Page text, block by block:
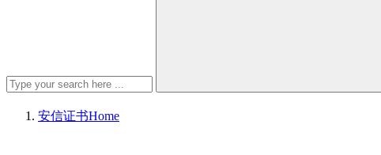
安信证书Home